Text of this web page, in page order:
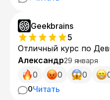
Geekbrains
5
Отличный курс по
Александр29 января
0 0 0
0Читать